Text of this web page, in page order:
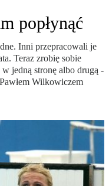
popłynąć
Inni przepracowali je
Teraz zrobię sobie
jedną stronę albo drugą -
Wilkowiczem